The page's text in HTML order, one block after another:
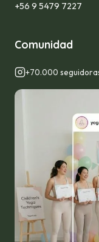
+56 9 5479 7227
Comunidad
+70.000